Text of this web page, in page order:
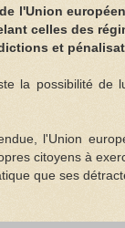
l'Union
celles des
et
la possibilité de
l'Union
citoyens à
que ses